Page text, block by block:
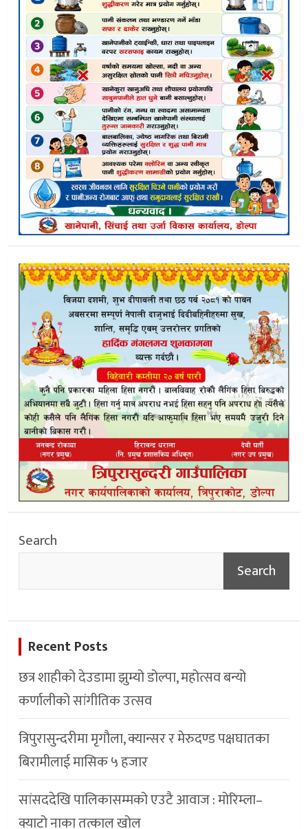
Search
Search
Recent Posts
छत्र शाहीको देउडामा झुम्यो डोल्पा, महोत्सव बन्यो
कर्णालीको सांगीतिक उत्सव
त्रिपुरासुन्दरीमा मृगौला, क्यान्सर र मेरुदण्ड पक्षघातका
बिरामीलाई मासिक ५ हजार
सांसददेखि पालिकासम्मको एउटै आवाज : मोरिम्ला–
क्याटो नाका तत्काल खोल